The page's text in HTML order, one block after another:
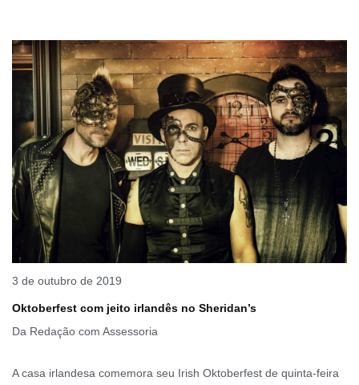
3 de outubro de 2019
Oktoberfest com jeito irlandês no Sheridan’s
Da Redação com Assessoria
A casa irlandesa comemora seu Irish Oktoberfest de quinta-feira